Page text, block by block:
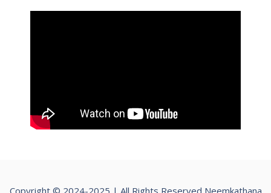
Copyright © 2024-2025 | All Rights Reserved Neemkathana